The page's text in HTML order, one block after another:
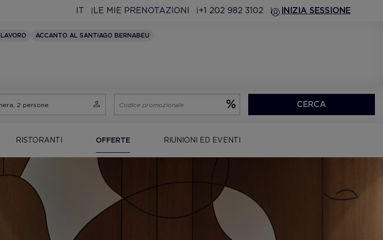
IT LE MIE PRENOTAZIONI +1 202 982 3102 INIZIA SESSIONE
LAVORO
ACCANTO AL SANTIAGO BERNABEU
CERCA
RISTORANTI OFFERTE RIUNIONI ED EVENTI